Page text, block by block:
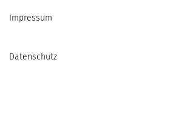
Impressum
Datenschutz